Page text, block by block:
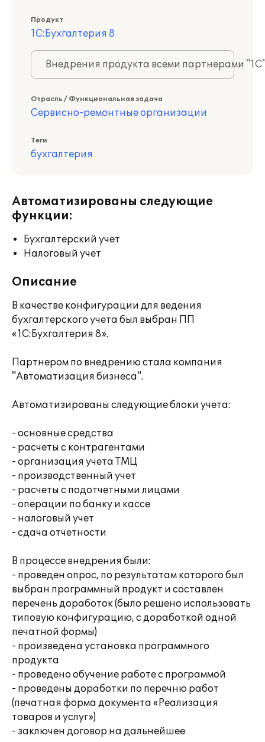
Продукт
1С:Бухгалтерия 8
Внедрения продукта всеми партнерами
Отрасль / Функциональная задача
Сервисно-ремонтные организации
Теги
бухгалтерия
Автоматизированы следующие
функции:
Бухгалтерский учет
Налоговый учет
Описание
В качестве конфигурации для ведения
бухгалтерского учета был выбран ПП
«1С:Бухгалтерия 8».
Партнером по внедрению стала компания
"Автоматизация бизнеса".
Автоматизированы следующие блоки учета:
- основные средства
- расчеты с контрагентами
- организация учета ТМЦ
- производственный учет
- расчеты с подотчетными лицами
- операции по банку и кассе
- налоговый учет
- сдача отчетности
В процессе внедрения были:
- проведен опрос, по результатам которого был
выбран программный продукт и составлен
перечень доработок (было решено использовать
типовую конфигурацию, с доработкой одной
печатной формы)
- произведена установка программного
продукта
- проведено обучение работе с программой
- проведены доработки по перечню работ
(печатная форма документа «Реализация
товаров и услуг»)
- заключен договор на дальнейшее